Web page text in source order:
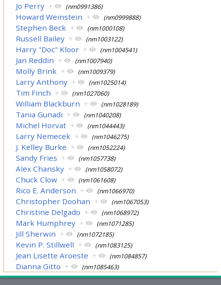
Jo Perry + (nm0991386)
Howard Weinstein + (nm0999888)
Stephen Beck + (nm1000108)
Russell Bailey + (nm1003122)
Harry "Doc" Kloor + (nm1004541)
Jan Reddin + (nm1007940)
Molly Brink + (nm1009379)
Larry Anthony + (nm1025014)
Tim Finch + (nm1027060)
William Blackburn + (nm1028189)
Tania Gunadi + (nm1040208)
Michel Horvat + (nm1044443)
Larry Nemecek + (nm1046275)
J. Kelley Burke + (nm1052224)
Sandy Fries + (nm1057738)
Alex Chansky + (nm1058072)
Chuck Clow + (nm1061608)
Rico E. Anderson + (nm1066970)
Christopher Doohan + (nm1067053)
Christine Delgado + (nm1068972)
Mark Humphrey + (nm1071285)
Jill Sherwin + (nm1072185)
Kevin P. Stillwell + (nm1083125)
Jean Lisette Aroeste + (nm1084857)
Dianna Gitto + (nm1085463)